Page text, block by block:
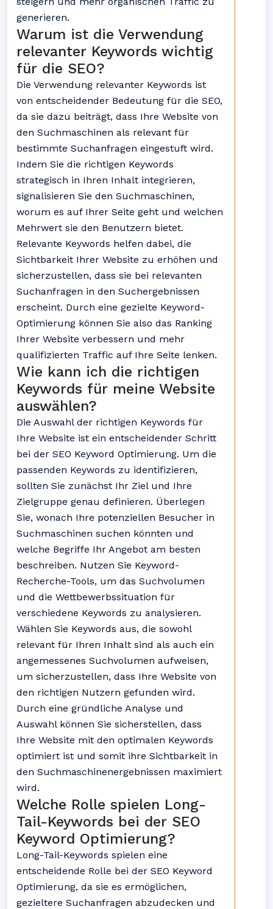
generieren.
Warum ist die Verwendung
relevanter Keywords wichtig
für die SEO?
Die Verwendung relevanter Keywords ist
von entscheidender Bedeutung für die SEO,
da sie dazu beiträgt, dass Ihre Website von
den Suchmaschinen als relevant für
bestimmte Suchanfragen eingestuft wird.
Indem Sie die richtigen Keywords
strategisch in Ihren Inhalt integrieren,
signalisieren Sie den Suchmaschinen,
worum es auf Ihrer Seite geht und welchen
Mehrwert sie den Benutzern bietet.
Relevante Keywords helfen dabei, die
Sichtbarkeit Ihrer Website zu erhöhen und
sicherzustellen, dass sie bei relevanten
Suchanfragen in den Suchergebnissen
erscheint. Durch eine gezielte Keyword-
Optimierung können Sie also das Ranking
Ihrer Website verbessern und mehr
qualifizierten Traffic auf Ihre Seite lenken.
Wie kann ich die richtigen
Keywords für meine Website
auswählen?
Die Auswahl der richtigen Keywords für
Ihre Website ist ein entscheidender Schritt
bei der SEO Keyword Optimierung. Um die
passenden Keywords zu identifizieren,
sollten Sie zunächst Ihr Ziel und Ihre
Zielgruppe genau definieren. Überlegen
Sie, wonach Ihre potenziellen Besucher in
Suchmaschinen suchen könnten und
welche Begriffe Ihr Angebot am besten
beschreiben. Nutzen Sie Keyword-
Recherche-Tools, um das Suchvolumen
und die Wettbewerbssituation für
verschiedene Keywords zu analysieren.
Wählen Sie Keywords aus, die sowohl
relevant für Ihren Inhalt sind als auch ein
angemessenes Suchvolumen aufweisen,
um sicherzustellen, dass Ihre Website von
den richtigen Nutzern gefunden wird.
Durch eine gründliche Analyse und
Auswahl können Sie sicherstellen, dass
Ihre Website mit den optimalen Keywords
optimiert ist und somit ihre Sichtbarkeit in
den Suchmaschinenergebnissen maximiert
wird.
Welche Rolle spielen Long-
Tail-Keywords bei der SEO
Keyword Optimierung?
Long-Tail-Keywords spielen eine
entscheidende Rolle bei der SEO Keyword
Optimierung, da sie es ermöglichen,
gezieltere Suchanfragen abzudecken und